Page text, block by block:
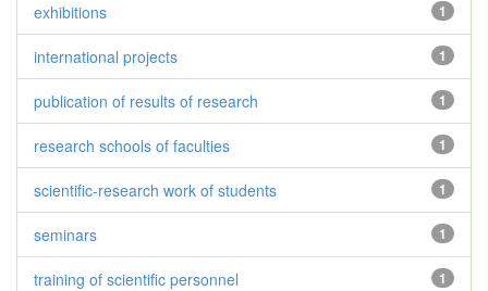
1
exhibitions
1
international projects
1
publication of results of research
1
research schools of faculties
1
scientific-research work of students
1
seminars
1
training of scientific personnel